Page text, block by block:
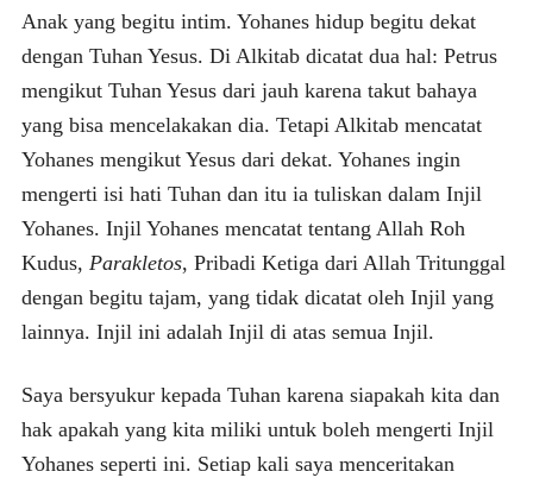
Anak yang begitu intim. Yohanes hidup begitu dekat
dengan Tuhan Yesus. Di Alkitab dicatat dua hal: Petrus
mengikut Tuhan Yesus dari jauh karena takut bahaya
yang bisa mencelakakan dia. Tetapi Alkitab mencatat
Yohanes mengikut Yesus dari dekat. Yohanes ingin
mengerti isi hati Tuhan dan itu ia tuliskan dalam Injil
Yohanes. Injil Yohanes mencatat tentang Allah Roh
Kudus, Parakletos, Pribadi Ketiga dari Allah Tritunggal
dengan begitu tajam, yang tidak dicatat oleh Injil yang
lainnya. Injil ini adalah Injil di atas semua Injil.
Saya bersyukur kepada Tuhan karena siapakah kita dan
hak apakah yang kita miliki untuk boleh mengerti Injil
Yohanes seperti ini. Setiap kali saya menceritakan